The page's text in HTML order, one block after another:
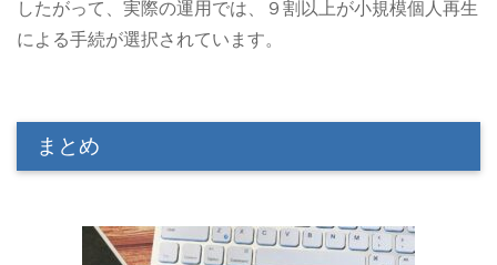
したがって、実際の運用では、９割以上が小規模個人再生
による手続が選択されています。
まとめ